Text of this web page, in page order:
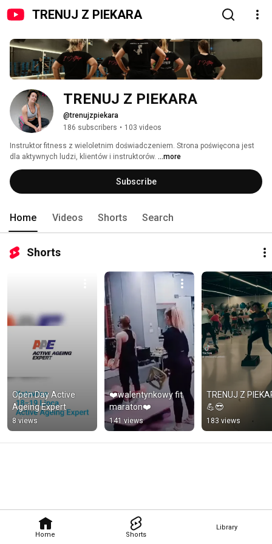
TRENUJ Z PIEKARA
Home Shorts
Library
TRENUJ Z PIEKARA
@trenujzpiekara
186 subscribers • 103 videos
Instruktor fitness z wieloletnim doświadczeniem. Strona poświęcona jest
dla aktywnych ludzi, klientów i instruktorów. ...more
Subscribe
Home Videos Shorts Search
Shorts
Open Day Active
Ageing Expert
8 views
❤️walentynkowy fit
maraton❤️
141 views
TRENUJ Z
💪😎
183 views